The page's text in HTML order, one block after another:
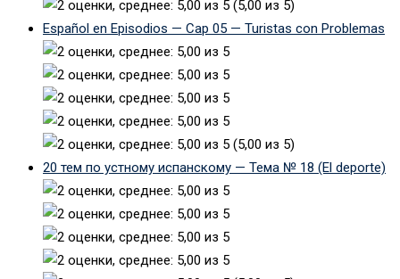
(5,00 из 5)
Español en Episodios — Cap 05 — Turistas con Problemas
(5,00 из 5)
20 тем по устному испанскому — Тема № 18 (El deporte)